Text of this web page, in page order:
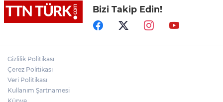
Yeni aldığı motosikletle kaza yapan genç
gözyaşları arasında toprağa verildi
Cumhurbaşkanı Erdoğan, Suudi
Bizi Takip Edin!
Gizlilik Politikası
Çerez Politikası
Veri Politikası
Kullanım Şartnamesi